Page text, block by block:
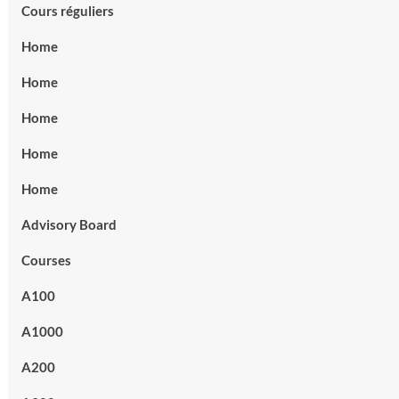
Cours réguliers
Home
Home
Home
Home
Home
Advisory Board
Courses
A100
A1000
A200